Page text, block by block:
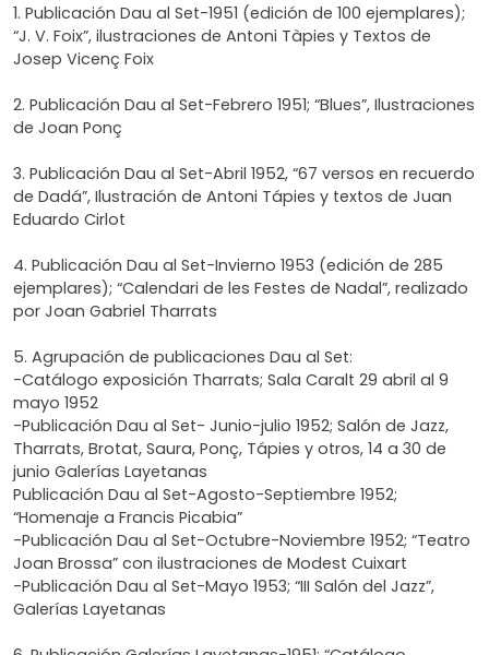
1. Publicación Dau al Set-1951 (edición de 100 ejemplares);
“J. V. Foix”, ilustraciones de Antoni Tàpies y Textos de
Josep Vicenç Foix
2. Publicación Dau al Set-Febrero 1951; “Blues”, Ilustraciones
de Joan Ponç
3. Publicación Dau al Set-Abril 1952, “67 versos en recuerdo
de Dadá”, Ilustración de Antoni Tápies y textos de Juan
Eduardo Cirlot
4. Publicación Dau al Set-Invierno 1953 (edición de 285
ejemplares); “Calendari de les Festes de Nadal”, realizado
por Joan Gabriel Tharrats
5. Agrupación de publicaciones Dau al Set:
-Catálogo exposición Tharrats; Sala Caralt 29 abril al 9
mayo 1952
-Publicación Dau al Set- Junio-julio 1952; Salón de Jazz,
Tharrats, Brotat, Saura, Ponç, Tápies y otros, 14 a 30 de
junio Galerías Layetanas
Publicación Dau al Set-Agosto-Septiembre 1952;
“Homenaje a Francis Picabia”
-Publicación Dau al Set-Octubre-Noviembre 1952; “Teatro
Joan Brossa” con ilustraciones de Modest Cuixart
-Publicación Dau al Set-Mayo 1953; “III Salón del Jazz”,
Galerías Layetanas